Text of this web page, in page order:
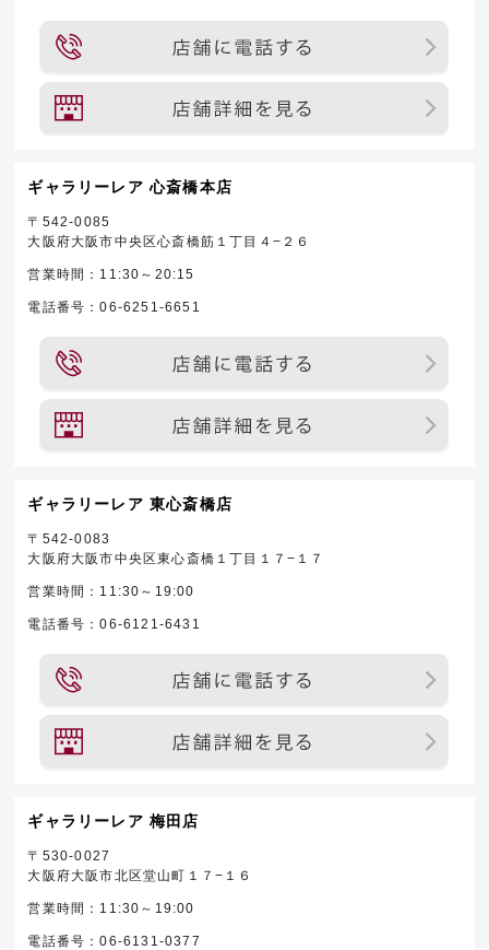
ギャラリーレア 心斎橋本店
〒542-0085
大阪府大阪市中央区心斎橋筋１丁目４−２６
営業時間：11:30～20:15
電話番号：06-6251-6651
ギャラリーレア 東心斎橋店
〒542-0083
大阪府大阪市中央区東心斎橋１丁目１７−１７
営業時間：11:30～19:00
電話番号：06-6121-6431
ギャラリーレア 梅田店
〒530-0027
大阪府大阪市北区堂山町１７−１６
営業時間：11:30～19:00
電話番号：06-6131-0377